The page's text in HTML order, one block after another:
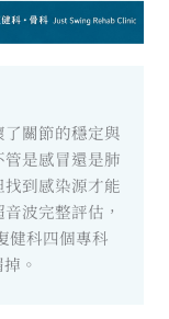
關節的穩定與
是感冒還是肺
到感染源才能
波完整評估，
健科四個專科
。